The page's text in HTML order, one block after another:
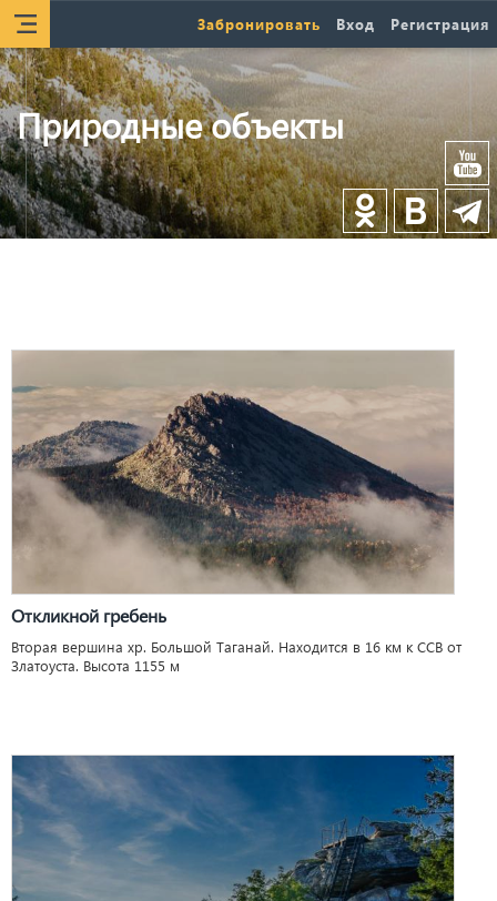
Забронировать Вход Регистрация
Природные объекты
Откликной гребень
Вторая вершина хр. Большой Таганай. Находится в 16 км к ССВ от
Златоуста. Высота 1155 м